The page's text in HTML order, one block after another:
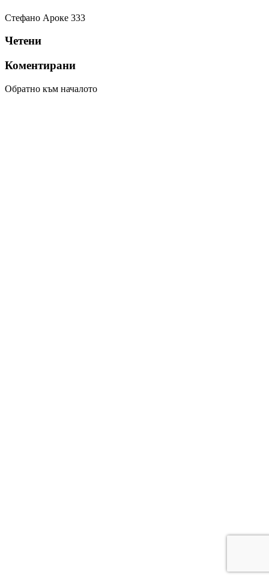
Стефано Ароке 333
Четени
Коментирани
Обратно към началото